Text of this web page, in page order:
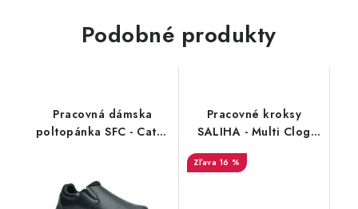
Podobné produkty
Pracovná dámska
poltopánka SFC - Cater
Pracovné kroksy
SALIHA - Multi Clog
zelená - 15880
16 %